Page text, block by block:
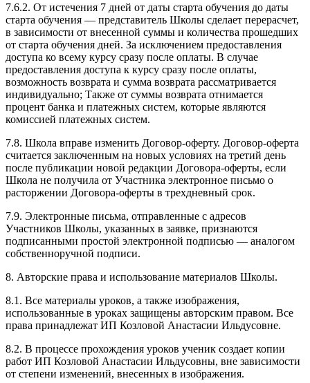
7.6.2. От истечения 7 дней от даты старта обучения до даты
старта обучения — представитель Школы сделает перерасчет,
в зависимости от внесенной суммы и количества прошедших
от старта обучения дней. За исключением предоставления
доступа ко всему курсу сразу после оплаты. В случае
предоставления доступа к курсу сразу после оплаты,
возможность возврата и сумма возврата рассматривается
индивидуально; Также от суммы возврата отнимается
процент банка и платежных систем, которые являются
комиссией платежных систем.
7.8. Школа вправе изменить Договор-оферту. Договор-оферта
считается заключенным на новых условиях на третий день
после публикации новой редакции Договора-оферты, если
Школа не получила от Участника электронное письмо о
расторжении Договора-оферты в трехдневный срок.
7.9. Электронные письма, отправленные с адресов
Участников Школы, указанных в заявке, признаются
подписанными простой электронной подписью — аналогом
собственноручной подписи.
8. Авторские права и использование материалов Школы.
8.1. Все материалы уроков, а также изображения,
использованные в уроках защищены авторским правом. Все
права принадлежат ИП Козловой Анастасии Ильдусовне.
8.2. В процессе прохождения уроков ученик создает копии
работ ИП Козловой Анастасии Ильдусовны, вне зависимости
от степени изменений, внесенных в изображения.